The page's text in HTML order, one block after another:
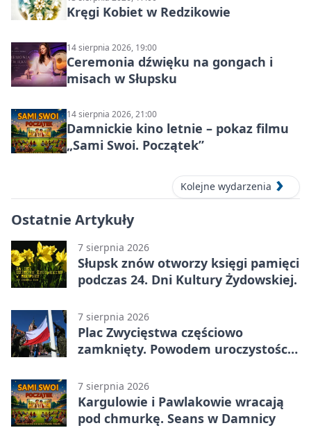
Kręgi Kobiet w Redzikowie
14 sierpnia 2026, 19:00
Ceremonia dźwięku na gongach i
misach w Słupsku
14 sierpnia 2026, 21:00
Damnickie kino letnie – pokaz filmu
„Sami Swoi. Początek”
Kolejne wydarzenia
Ostatnie Artykuły
7 sierpnia 2026
Słupsk znów otworzy księgi pamięci
podczas 24. Dni Kultury Żydowskiej.
7 sierpnia 2026
Plac Zwycięstwa częściowo
zamknięty. Powodem uroczystości
7 sierpnia 2026
Kargulowie i Pawlakowie wracają
pod chmurkę. Seans w Damnicy